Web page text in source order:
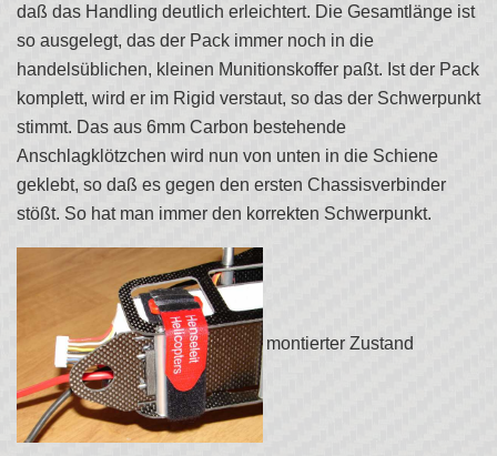
daß das Handling deutlich erleichtert. Die Gesamtlänge ist
so ausgelegt, das der Pack immer noch in die
handelsüblichen, kleinen Munitionskoffer paßt. Ist der Pack
komplett, wird er im Rigid verstaut, so das der Schwerpunkt
stimmt. Das aus 6mm Carbon bestehende
Anschlagklötzchen wird nun von unten in die Schiene
geklebt, so daß es gegen den ersten Chassisverbinder
stößt. So hat man immer den korrekten Schwerpunkt.
montierter Zustand